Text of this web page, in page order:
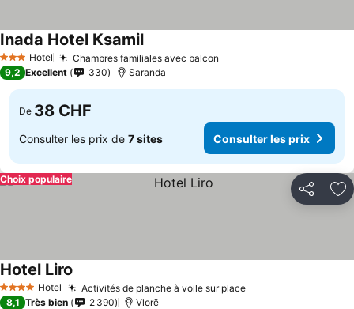
3 ÉtoilesHotel Chambres familiales avec balcon
Inada Hotel Ksamil
9,2 Excellent 330 Saranda
De 38 CHF
Consulter les prix de 7 sites Consulter les prix
Partager
Choix populaire
4 Étoiles Hotel Activités de planche à voile sur place
Hotel Liro
8,1 Très bien 2 390 Vlorë